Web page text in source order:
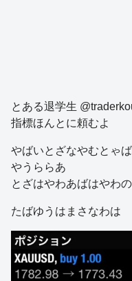
とある退学生
指標ほんとに頼むよ
やばいとざなやむとゃ
やうららあ
とざはやわあばはやわ
たばゆうはまさなわは